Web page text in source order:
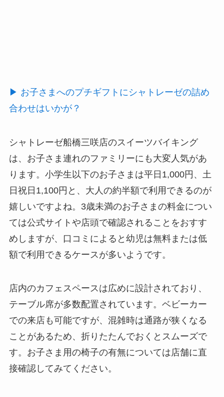
▶ お子さまへのプチギフトにシャトレーゼの詰め
合わせはいかが？
シャトレーゼ船橋三咲店のスイーツバイキング
は、お子さま連れのファミリーにも大変人気があ
ります。小学生以下のお子さまは平日1,000円、土
日祝日1,100円と、大人の約半額で利用できるのが
嬉しいですよね。3歳未満のお子さまの料金につい
ては公式サイトや店頭で確認されることをおすす
めしますが、口コミによると幼児は無料または低
額で利用できるケースが多いようです。
店内のカフェスペースは広めに設計されており、
テーブル席が多数配置されています。ベビーカー
での来店も可能ですが、混雑時は通路が狭くなる
ことがあるため、折りたたんでおくとスムーズで
す。お子さま用の椅子の有無については店舗に直
接確認してみてください。